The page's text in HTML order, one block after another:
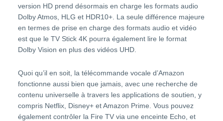
version HD prend désormais en charge les formats audio
Dolby Atmos, HLG et HDR10+. La seule différence majeure
en termes de prise en charge des formats audio et vidéo
est que le TV Stick 4K pourra également lire le format
Dolby Vision en plus des vidéos UHD.
Quoi qu’il en soit, la télécommande vocale d’Amazon
fonctionne aussi bien que jamais, avec une recherche de
contenu universelle à travers les applications de soutien, y
compris Netflix, Disney+ et Amazon Prime. Vous pouvez
également contrôler la Fire TV via une enceinte Echo, et